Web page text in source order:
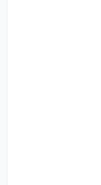
ممکن
امن
و پیام‌ها